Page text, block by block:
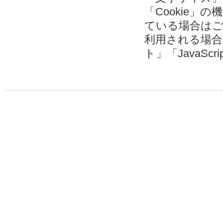
「Cookie」の
ている場合は
利用される場
ト」「